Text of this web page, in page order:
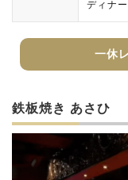
ディナ
一休
鉄板焼き あさひ